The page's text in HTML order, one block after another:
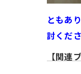
ともあ
討くだ
【関連